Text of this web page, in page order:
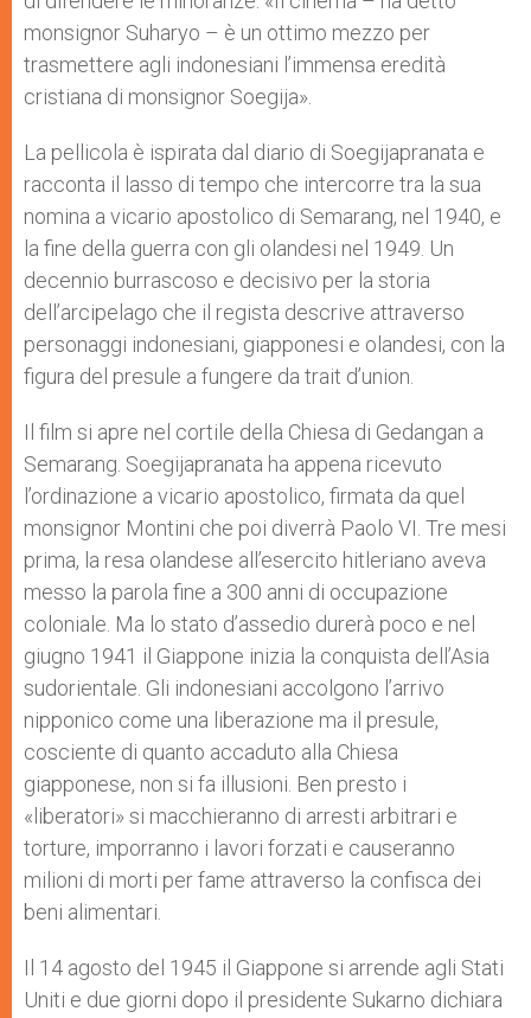
monsignor Suharyo – è un ottimo mezzo per
trasmettere agli indonesiani l’immensa eredità
cristiana di monsignor Soegija».
La pellicola è ispirata dal diario di Soegijapranata e
racconta il lasso di tempo che intercorre tra la sua
nomina a vicario apostolico di Semarang, nel 1940, e
la fine della guerra con gli olandesi nel 1949. Un
decennio burrascoso e decisivo per la storia
dell’arcipelago che il regista descrive attraverso
personaggi indonesiani, giapponesi e olandesi, con la
figura del presule a fungere da trait d’union.
Il film si apre nel cortile della Chiesa di Gedangan a
Semarang. Soegijapranata ha appena ricevuto
l’ordinazione a vicario apostolico, firmata da quel
monsignor Montini che poi diverrà Paolo VI. Tre mesi
prima, la resa olandese all’esercito hitleriano aveva
messo la parola fine a 300 anni di occupazione
coloniale. Ma lo stato d’assedio durerà poco e nel
giugno 1941 il Giappone inizia la conquista dell’Asia
sudorientale. Gli indonesiani accolgono l’arrivo
nipponico come una liberazione ma il presule,
cosciente di quanto accaduto alla Chiesa
giapponese, non si fa illusioni. Ben presto i
«liberatori» si macchieranno di arresti arbitrari e
torture, imporranno i lavori forzati e causeranno
milioni di morti per fame attraverso la confisca dei
beni alimentari.
Il 14 agosto del 1945 il Giappone si arrende agli Stati
Uniti e due giorni dopo il presidente Sukarno dichiara